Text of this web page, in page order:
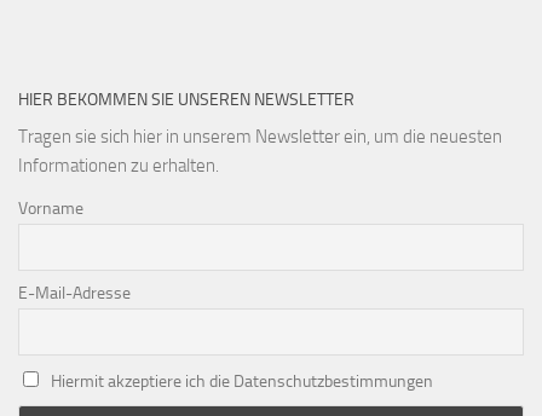
HIER BEKOMMEN SIE UNSEREN NEWSLETTER
Tragen sie sich hier in unserem Newsletter ein, um die neuesten
Informationen zu erhalten.
Vorname
E-Mail-Adresse
Hiermit akzeptiere ich die Datenschutzbestimmungen